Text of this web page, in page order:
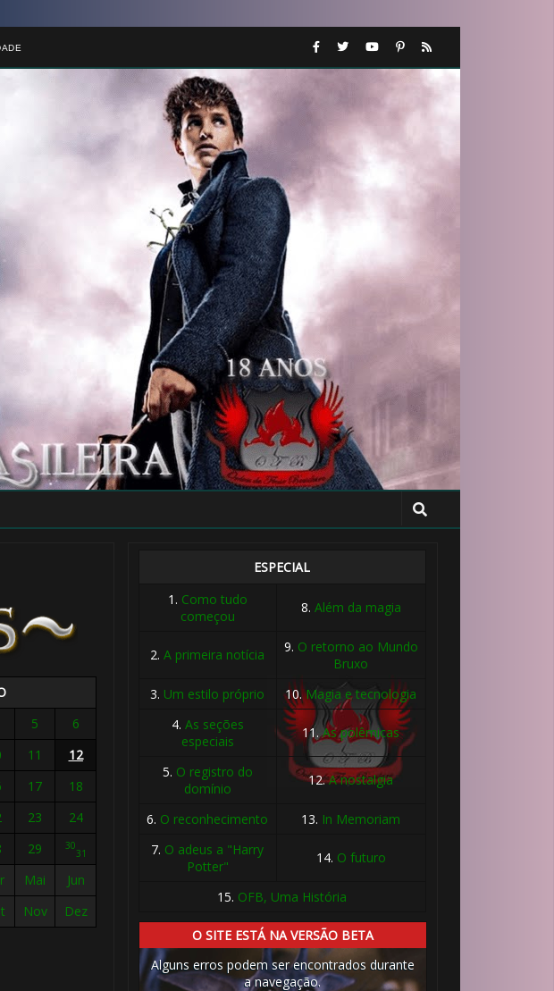
5
6
11
12
17
18
23
24
29 30
31
Mai
Jun
Nov Dez
ESPECIAL
1. Como tudo
começou
8. Além da magia
2.A primeira notícia 9. O retorno ao Mundo
Bruxo
3. Um estilo próprio 10.Magia e tecnologia
4. As seções
especiais
11.As polêmicas
5. O registro do
domínio
12.A nostalgia
6. O reconhecimento 13. In Memoriam
7. O adeus a "Harry
Potter"
14. O futuro
15. OFB, Uma História
O SITE ESTÁ NA VERSÃO BETA
Alguns erros podem ser encontrados durante
a navegação.
🎂